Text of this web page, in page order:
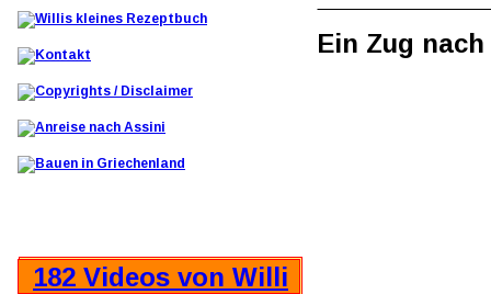
182 Videos von Willi
Ein Zug